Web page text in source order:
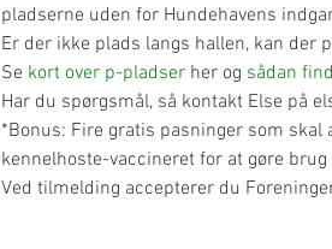
pladserne uden for Hundehavens
Er der ikke plads langs hallen, kan der
Se kort over p-pladser her og sådan
Har du spørgsmål, så kontakt Else på
*Bonus: Fire gratis pasninger som
kennelhoste-vaccineret for at gøre
​Ved tilmelding accepterer du